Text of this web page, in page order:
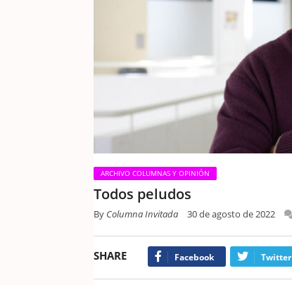
ARCHIVO COLUMNAS Y OPINIÓN
Todos peludos
By Columna Invitada 30 de agosto de 2022
SHARE Facebook Twitter